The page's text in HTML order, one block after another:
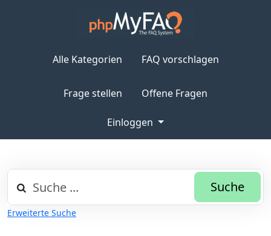
Alle Kategorien FAQ vorschlagen
Frage stellen Offene Fragen
Einloggen
Suche
Erweiterte Suche